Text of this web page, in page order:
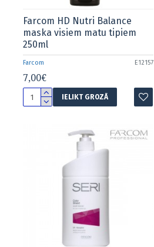
Farcom E12157
Farcom HD Nutri Balance
maska visiem matu tipiem
250ml
7,00€
IELIKT GROZĀ